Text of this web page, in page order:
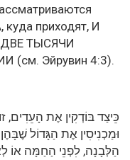
приходят, И
ДВЕ ТЫСЯЧИ
(см. Эйрувин 4:3).
כֵּיצַד בּוֹדְקִין אֶת הָעֵדִים,
וּמַכְנִיסִין אֶת הַגָּדוֹל
הַלְּבָנָה, לִפְנֵי הַחַמָּה אוֹ